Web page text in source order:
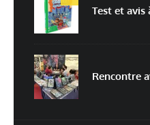
Prévenez-moi de tous les nouveaux
Test et avis
Rencontre